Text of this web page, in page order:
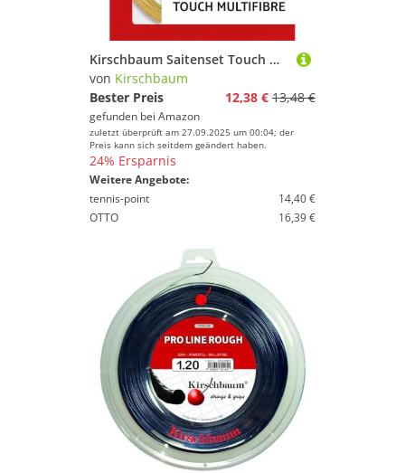
Kirschbaum Saitenset Touch Multifibre, Natur, 12 m
von Kirschbaum
Bester Preis
12,38 € 13,48 €
gefunden bei Amazon
zuletzt überprüft am 27.09.2025 um 00:04; der
Preis kann sich seitdem geändert haben.
24% Ersparnis
Weitere Angebote:
tennis-point
14,40 €
OTTO
16,39 €